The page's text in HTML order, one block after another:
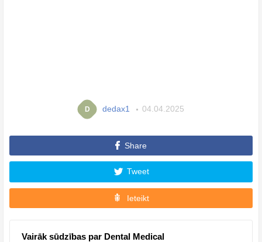
D dedax1 04.04.2025
Share
Tweet
Ieteikt
Vairāk sūdzības par Dental Medical